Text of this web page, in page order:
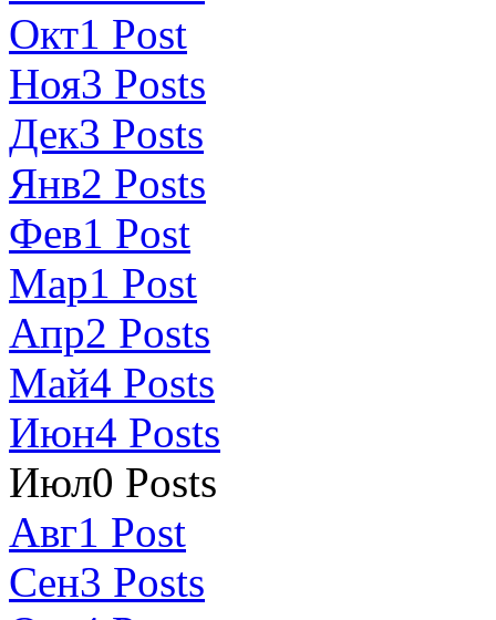
Окт1 Post
Ноя3 Posts
Дек3 Posts
Янв2 Posts
Фев1 Post
Мар1 Post
Апр2 Posts
Май4 Posts
Июн4 Posts
Июл0 Posts
Авг1 Post
Сен3 Posts